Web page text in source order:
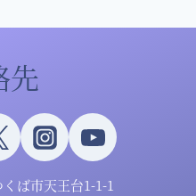
先
ば市天王台1-1-1